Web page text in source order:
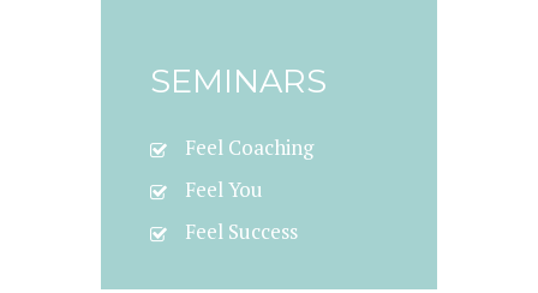
SEMINARS
Feel Coaching
Feel You
Feel Success